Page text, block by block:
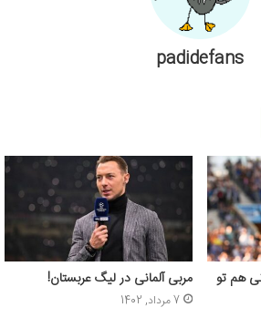
padidefans
هم تو مربی آلمانی در لیگ عربستان!
7 مرداد, 1402